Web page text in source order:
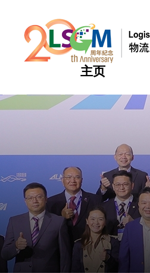
主页
热门
热门
热门
热门
热门